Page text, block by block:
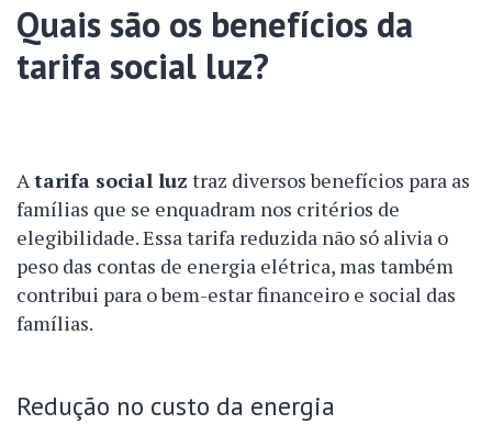
Quais são os benefícios da
tarifa social luz?
Atarifa social luz traz diversos benefícios para as
famílias que se enquadram nos critérios de
elegibilidade. Essa tarifa reduzida não só alivia o
peso das contas de energia elétrica, mas também
contribui para o bem-estar financeiro e social das
famílias.
Redução no custo da energia